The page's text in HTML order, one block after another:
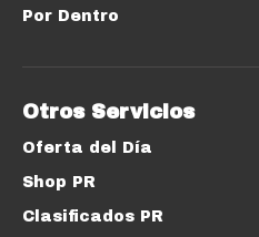
Por Dentro
Otros Servicios
Oferta del Día
Shop PR
Clasificados PR